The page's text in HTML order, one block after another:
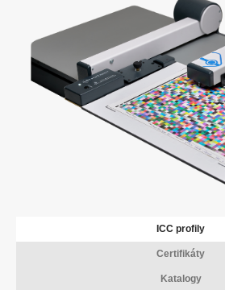
ICC profily
Certifikáty
Katalogy